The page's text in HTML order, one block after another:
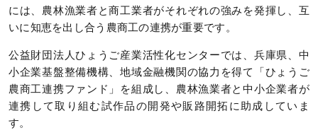
には、農林漁業者と商工業者がそれぞれの強みを発揮し、互
いに知恵を出し合う農商工の連携が重要です。
公益財団法人ひょうご産業活性化センターでは、兵庫県、中
小企業基盤整備機構、地域金融機関の協力を得て「ひょうご
農商工連携ファンド」を組成し、農林漁業者と中小企業者が
連携して取り組む試作品の開発や販路開拓に助成していま
す。